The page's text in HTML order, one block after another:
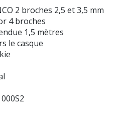
2 broches 2,5 et 3,5 mm
4 broches
1,5 mètres
le casque